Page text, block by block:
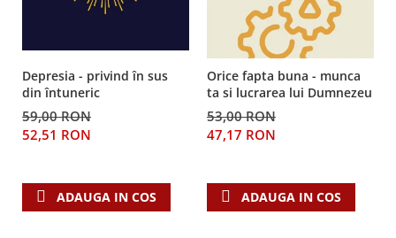
Depresia - privind în sus
din întuneric
59,00 RON
52,51 RON
ADAUGA IN COS
Orice fapta buna - munca
ta si lucrarea lui Dumnezeu
53,00 RON
47,17 RON
ADAUGA IN COS